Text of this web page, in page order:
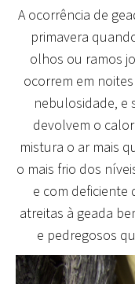
A ocorrência de
primavera
olhos ou ramos
ocorrem em
nebulosidade, e
devolvem o
mistura o ar mais
o mais frio dos
e com deficiente
atreitas à geada
e pedregosos